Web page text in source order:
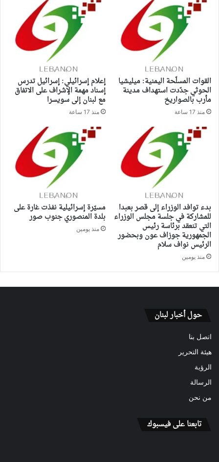
القوات المسلّحة اليمنية: ميليشيا
الحوثي جدّدت استهداف مدينة
مأرب بالصواريخ
منذ 17 ساعة
إعلام إسرائيلي: إسرائيل تدرس
إسناد مهمة الإشراف على الاتفاق
مع لبنان إلى سويسرا
منذ 17 ساعة
بدء توافد الوزراء إلى قصر بعبدا
للمشاركة في جلسة مجلس الوزراء
التي تنعقد برئاسة رئيس
الجمهورية جوزاف عون وبحضور
الرئيس نواف سلام
منذ يومين
مسيّرة إسرائيلية نفذت غارة على
بلدة المنصوري جنوب صور
منذ يومين
حول أخبار لبنان
اتصل بنا
هيئة التحرير
الرؤية
الرسالة
من نحن
تابعنا على فيسبوك